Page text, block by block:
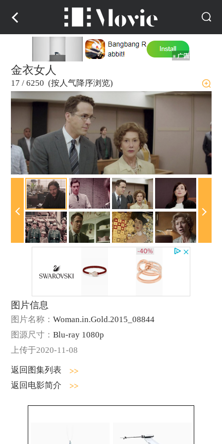
金衣女人
17 / 6250 (按人气降序浏览)
图片信息
图片名称： Woman.in.Gold.2015_08844
图源尺寸： Blu-ray 1080p
上传于2020-11-08
返回图集列表
返回电影简介